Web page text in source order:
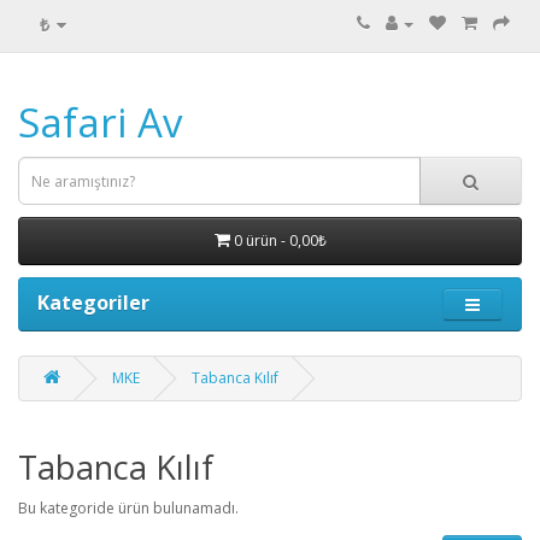
₺
Safari Av
0 ürün - 0,00₺
Kategoriler
MKE Tabanca Kılıf
Tabanca Kılıf
Bu kategoride ürün bulunamadı.